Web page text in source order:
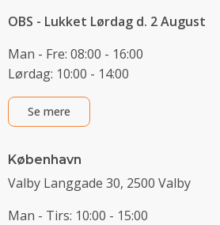
OBS - Lukket Lørdag d. 2 August
Man - Fre: 08:00 - 16:00
Lørdag: 10:00 - 14:00
Se mere
København
Valby Langgade 30, 2500 Valby
Man - Tirs: 10:00 - 15:00